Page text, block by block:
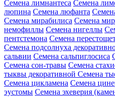
Семена лимнантеса Семена
люпина Семена люфанта
Семена мирабилиса Семена
немофиллы Семена нигеллы
пентстемона Семена
Семена подсолнуха
сальвии Семена сальпиглосиса
Семена сон-травы Семена
тыквы декоративной Семена
Семена цикламена Семена
эустомы Семена эхеверия